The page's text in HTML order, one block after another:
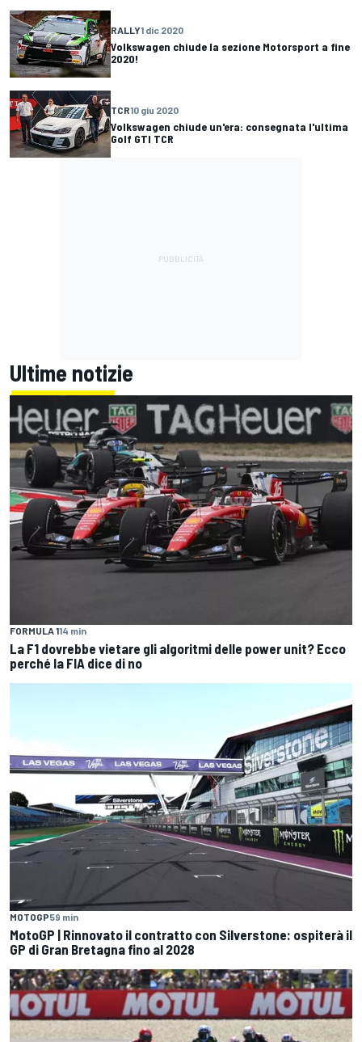
RALLY1 dic 2020
Volkswagen chiude la sezione Motorsport a fine
2020!
TCR10 giu 2020
Volkswagen chiude un'era: consegnata l'ultima
Golf GTI TCR
Ultime notizie
FORMULA 114 min
La F1 dovrebbe vietare gli algoritmi delle power unit? Ecco
perché la FIA dice di no
MOTOGP59 min
MotoGP | Rinnovato il contratto con Silverstone: ospiterà il
GP di Gran Bretagna fino al 2028